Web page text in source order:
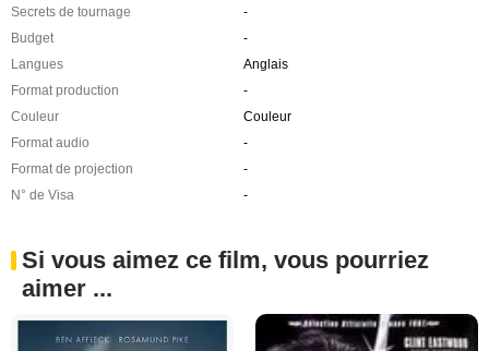
Secrets de tournage
-
Budget
-
Langues
Anglais
Format production
-
Couleur
Couleur
Format audio
-
Format de projection
-
N° de Visa
-
Si vous aimez ce film, vous pourriez
aimer ...